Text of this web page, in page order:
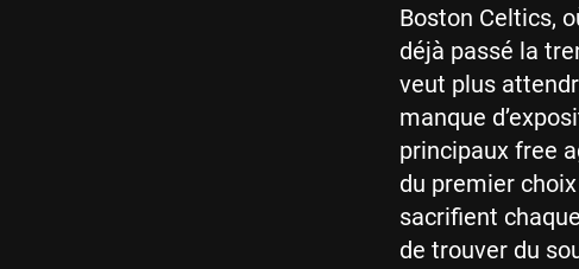
Boston Celtics,
déjà passé la
veut plus
manque
principaux free
du premier
sacrifient
de trouver du